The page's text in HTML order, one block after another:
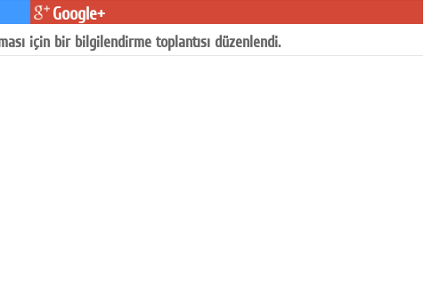
Google+
için bir bilgilendirme toplantısı düzenlendi.